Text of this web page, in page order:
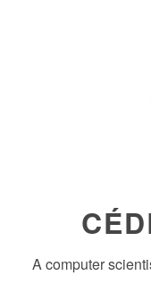
A computer